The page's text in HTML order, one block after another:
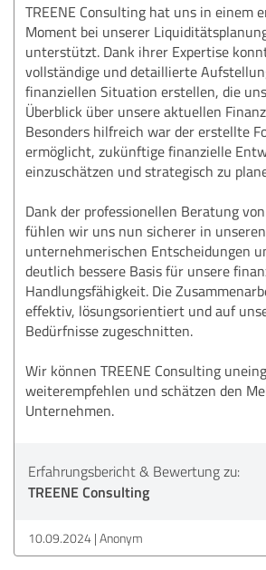
TREENE Consulting hat uns in einem
Moment bei unserer
unterstützt. Dank ihrer Expertise
vollständige und detaillierte
finanziellen Situation erstellen, die
Überblick über unsere aktuellen
Besonders hilfreich war der erstellte
ermöglicht, zukünftige finanzielle
einzuschätzen und strategisch zu
Dank der professionellen Beratung
fühlen wir uns nun sicherer in unseren
unternehmerischen Entscheidungen
deutlich bessere Basis für unsere
Handlungsfähigkeit. Die
effektiv, lösungsorientiert und auf
Bedürfnisse zugeschnitten.
Wir können TREENE Consulting
weiterempfehlen und schätzen den
Unternehmen.
Erfahrungsbericht & Bewertung zu:
TREENE Consulting
10.09.2024 Anonym